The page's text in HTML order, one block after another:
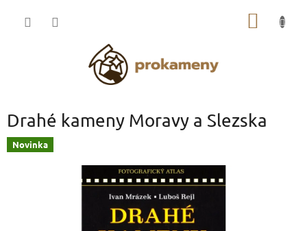
Drahé kameny Moravy a Slezska
Novinka